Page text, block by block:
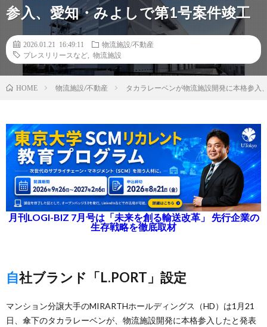
参入、愛知・みよしで第1号案件竣工
2026.01.21 16:49:11
物流施設/不動産
プレスリリースなど
物流施設
HOME 物流施設/不動産 タカラレーベンが物流施設開発に本格参入
月刊LOGI-BIZ 7月号は「未来を創る輸送改革」 先行企業の
生存戦略を徹底取材
自社ブランド「L.PORT」設定
マンション分譲大手のMIRARTHホールディングス（HD）は1月21
日、傘下のタカラレーベンが、物流施設開発に本格参入したと発表